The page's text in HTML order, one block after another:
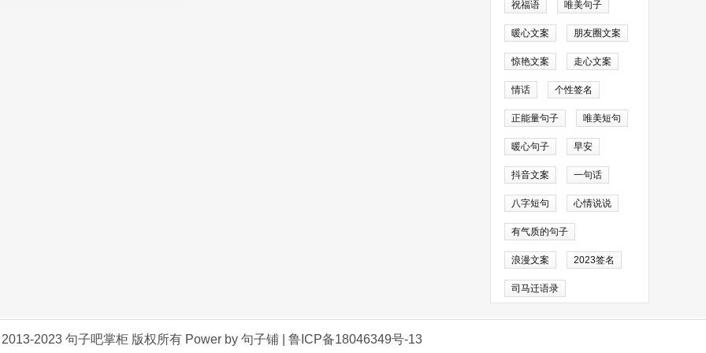
祝福语 唯美句子
暖心文案 朋友圈文案
惊艳文案 走心文案
情话 个性签名
正能量句子 唯美短句
暖心句子 早安
抖音文案 一句话
八字短句 心情说说
有气质的句子
浪漫文案 2023签名
司马迁语录
2023 句子吧掌柜 版权所有 Power by 句子铺 | 鲁ICP备18046349号-13